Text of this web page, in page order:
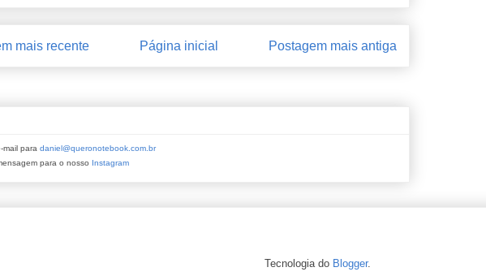
mais recente Postagem mais antiga
Página inicial
mail para daniel@queronotebook.com.br
para o nosso Instagram
Tecnologia do Blogger.